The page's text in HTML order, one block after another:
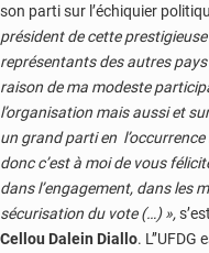
son parti sur l’échiquier
président de cette
représentants des autres
raison de ma modeste
l’organisation mais aussi et
un grand parti en l’occurrence
donc c’est à moi de vous
dans l’engagement, dans les
sécurisation du vote (…) »,
Cellou Dalein Diallo.